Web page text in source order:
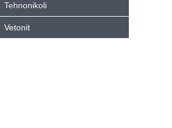
Tehnonikoli
Vetonit